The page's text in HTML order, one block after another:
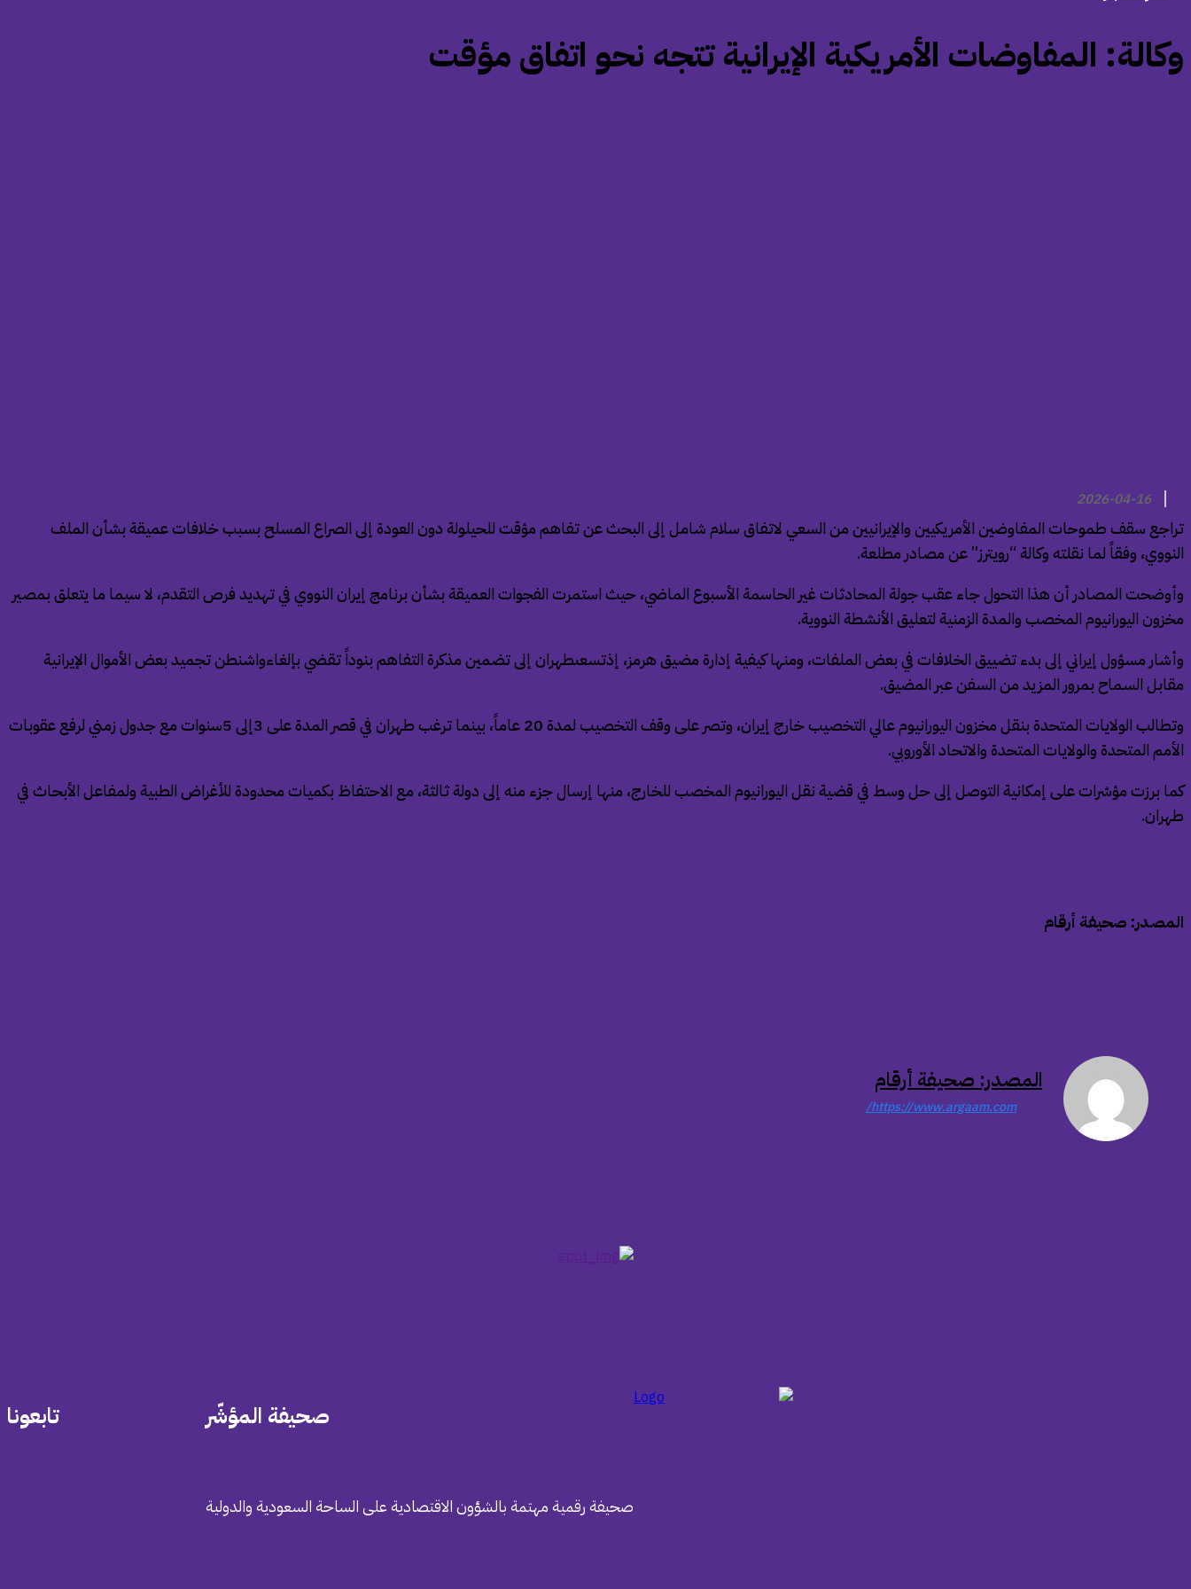
‏وكالة: المفاوضات الأمريكية الإيرانية تتجه نحو اتفاق مؤقت
2026-04-16
تراجع سقف طموحات المفاوضين الأمريكيين والإيرانيين من السعي لاتفاق سلام شامل إلى البحث عن تفاهم مؤقت للحيلولة دون العودة إلى الصراع المسلح بسبب خلافات عميقة بشأن الملف
النووي، وفقاً لما نقلته وكالة “رويترز” عن مصادر مطلعة.
وأوضحت المصادر أن هذا التحول جاء عقب جولة المحادثات غير الحاسمة الأسبوع الماضي، حيث استمرت الفجوات العميقة بشأن برنامج إيران النووي في تهديد فرص التقدم، لا سيما ما يتعلق بمصير
مخزون اليورانيوم المخصب والمدة الزمنية لتعليق الأنشطة النووية.
وأشار مسؤول إيراني إلى بدء تضييق الخلافات في بعض الملفات، ومنها كيفية إدارة مضيق هرمز، إذتسعىطهران إلى تضمين مذكرة التفاهم بنوداً تقضي بإلغاءواشنطن تجميد بعض الأموال الإيرانية
مقابل السماح بمرور المزيد من السفن عبر المضيق.
وتطالب الولايات المتحدة بنقل مخزون اليورانيوم عالي التخصيب خارج إيران، وتصر على وقف التخصيب لمدة 20 عاماً، بينما ترغب طهران في قصر المدة على 3إلى 5سنوات مع جدول زمني لرفع عقوبات
الأمم المتحدة والولايات المتحدة والاتحاد الأوروبي.
كما برزت مؤشرات على إمكانية التوصل إلى حل وسط في قضية نقل اليورانيوم المخصب للخارج، منها إرسال جزء منه إلى دولة ثالثة، مع الاحتفاظ بكميات محدودة للأغراض الطبية ولمفاعل الأبحاث في
طهران.
المصدر: صحيفة أرقام
المصدر: صحيفة أرقام
https://www.argaam.com/
تابعونا صحيفة المؤشّر
صحيفة رقمية مهتمة بالشؤون الاقتصادية على الساحة السعودية والدولية